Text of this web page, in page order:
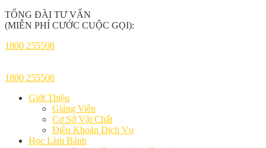
TỔNG ĐÀI TƯ VẤN
(MIỄN PHÍ CƯỚC CUỘC GỌI):
1800 255508
1800 255508
Giới Thiệu
Giảng Viên
Cơ Sở Vật Chất
Điều Khoản Dịch Vụ
Học Làm Bánh